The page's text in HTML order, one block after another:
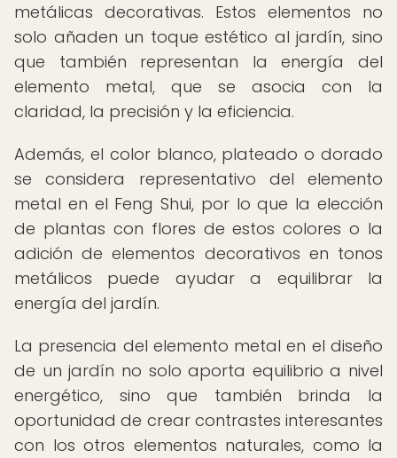
metálicas decorativas. Estos elementos no
solo añaden un toque estético al jardín, sino
que también representan la energía del
elemento metal, que se asocia con la
claridad, la precisión y la eficiencia.
Además, el color blanco, plateado o dorado
se considera representativo del elemento
metal en el Feng Shui, por lo que la elección
de plantas con flores de estos colores o la
adición de elementos decorativos en tonos
metálicos puede ayudar a equilibrar la
energía del jardín.
La presencia del elemento metal en el diseño
de un jardín no solo aporta equilibrio a nivel
energético, sino que también brinda la
oportunidad de crear contrastes interesantes
con los otros elementos naturales, como la